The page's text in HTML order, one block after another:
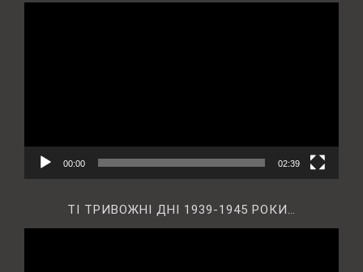
00:00 02:39
ТІ ТРИВОЖНІ ДНІ 1939-1945 РОКИ…